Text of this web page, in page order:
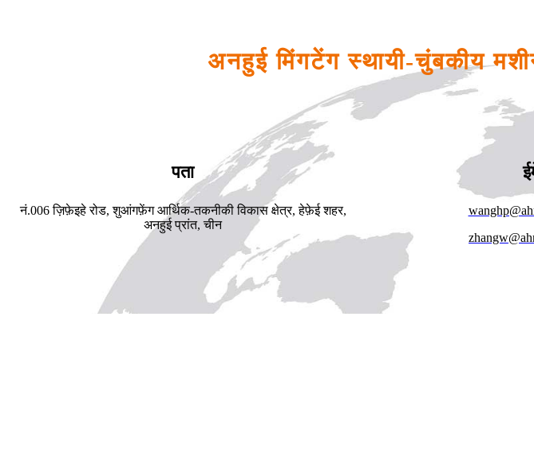
अनहुई मिंगटेंग स्थायी-चुंबकीय
पता
नं.006 ज़िफ़ेइहे रोड, शुआंगफ़ेंग आर्थिक-तकनीकी विकास क्षेत्र, हेफ़ेई शहर,
अनहुई प्रांत, चीन